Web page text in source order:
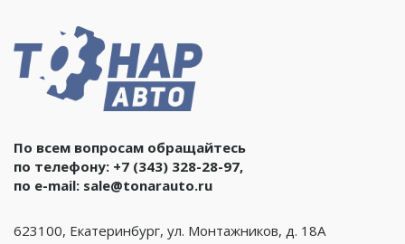
По всем вопросам обращайтесь
по телефону: +7 (343) 328-28-97,
по e-mail: sale@tonarauto.ru
623100, Екатеринбург, ул. Монтажников, д. 18А